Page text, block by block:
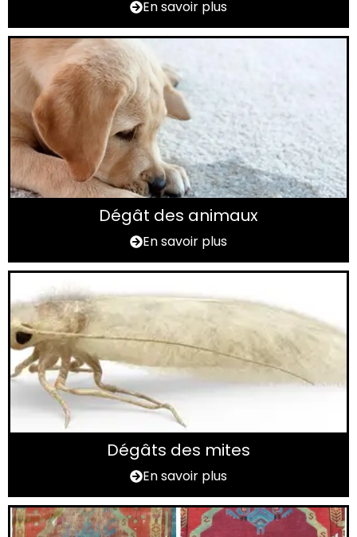
En savoir plus
Dégât des animaux
En savoir plus
Dégâts des mites
En savoir plus